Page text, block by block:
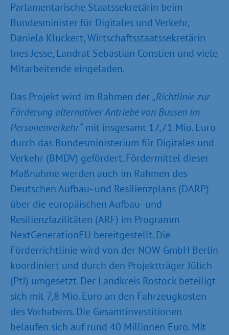
Parlamentarische Staatssekretärin beim
Bundesminister für Digitales und Verkehr,
Daniela Kluckert, Wirtschaftsstaatssekretärin
Ines Jesse, Landrat Sebastian Constien und viele
Mitarbeitende eingeladen.
Das Projekt wird im Rahmen der„Richtlinie zur
Förderung alternativer Antriebe von Bussen im
Personenverkehr“mit insgesamt 17,71 Mio. Euro
durch das Bundesministerium für Digitales und
Verkehr (BMDV) gefördert. Fördermittel dieser
Maßnahme werden auch im Rahmen des
Deutschen Aufbau- und Resilienzplans (DARP)
über die europäischen Aufbau- und
Resilienzfazilitäten (ARF) im Programm
NextGenerationEU bereitgestellt. Die
Förderrichtlinie wird von der NOW GmbH Berlin
koordiniert und durch den Projektträger Jülich
(PtJ) umgesetzt. Der Landkreis Rostock beteiligt
sich mit 7,8 Mio. Euro an den Fahrzeugkosten
des Vorhabens. Die Gesamtinvestitionen
belaufen sich auf rund 40 Millionen Euro. Mit